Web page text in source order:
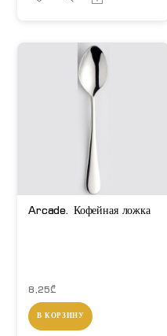
Arcade. Кофейная ложка
8,25₾
В КОРЗИНУ